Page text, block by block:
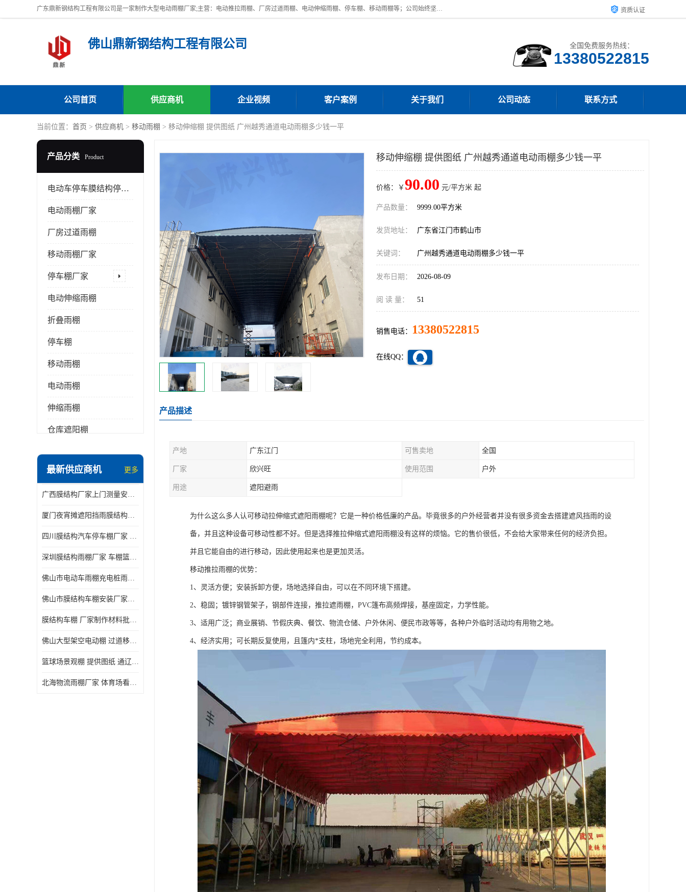
广东鼎新钢结构工程有限公司是一家制作大型电动雨棚厂家;主营：电动推拉雨棚、厂房过道雨棚、电动伸缩雨棚、停车棚、移动雨棚等；公司始终坚持结构创新,品质优越,美观形象,且售后服务好。公司充分吸纳当今休闲用品的前端技术和风格,为您带来质价相宜,时尚典雅的各种户外用品, 资质认证
佛山鼎新钢结构工程有限公司 全国免费服务热线：
13380522815
公司首页 供应商机 企业视频 客户案例 关于我们 公司动态 联系方式
当前位置： 首页 > 供应商机 > 移动雨棚 > 移动伸缩棚 提供图纸 广州越秀通道电动雨棚多少钱一平
产品分类 Product
电动车停车膜结构停车棚
电动雨棚厂家
厂房过道雨棚
移动雨棚厂家
停车棚厂家
电动伸缩雨棚
折叠雨棚
停车棚
移动雨棚
电动雨棚
伸缩雨棚
仓库遮阳棚
电动推拉雨棚
膜结构停景观棚
最新供应商机 更多
广西膜结构厂家上门测量安装发货，厂家发货没有差价
厦门夜宵摊遮阳挡雨膜结构雨棚设计 上门测量 款式多
四川膜结构汽车停车棚厂家 款式多 提供报价
深圳膜结构雨棚厂家 车棚篮球场体育看台 规格多样
佛山市电动车雨棚充电桩雨棚小区电动车棚
佛山市膜结构车棚安装厂家发货安装
膜结构车棚 厂家制作材料批发安装一体式工厂
佛山大型架空电动棚 过道移动雨蓬 屋轨道悬空棚免费测量
篮球场景观棚 提供图纸 通辽膜结构厂家
北海物流雨棚厂家 体育场看台雨棚 价格优惠
移动伸缩棚 提供图纸 广州越秀通道电动雨棚多少钱一平
价格：￥ 90.00 元/平方米 起
产品数量： 9999.00平方米
发货地址： 广东省江门市鹤山市
关键词： 广州越秀通道电动雨棚多少钱一平
发布日期： 2026-08-09
阅 读 量： 51
销售电话： 13380522815
在线QQ：
产品描述
产地 广东江门 可售卖地 全国
厂家 欣兴旺 使用范围 户外
用途 遮阳避雨
为什么这么多人认可移动拉伸缩式遮阳雨棚呢？它是一种价格低廉的产品。毕竟很多的户外经营者并没有很多资金去搭建遮风挡雨的设
备，并且这种设备可移动性都不好。但是选择推拉伸缩式遮阳雨棚没有这样的烦恼。它的售价很低，不会给大家带来任何的经济负担。
并且它能自由的进行移动，因此使用起来也是更加灵活。
移动推拉雨棚的优势：
1、灵活方便；安装拆卸方便，场地选择自由，可以在不同环境下搭建。
2、稳固；镀锌钢管架子，钢部件连接，推拉遮雨棚，PVC篷布高频焊接，基座固定，力学性能。
3、适用广泛；商业展销、节假庆典、餐饮、物流仓储、户外休闲、便民市政等等，各种户外临时活动均有用物之地。
4、经济实用；可长期反复使用，且篷内*支柱，场地完全利用，节约成本。